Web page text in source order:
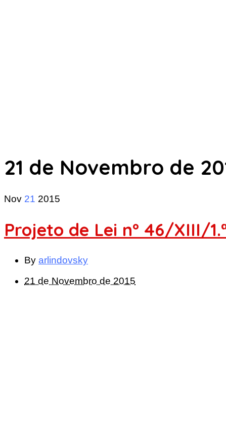
21 de Novembro de
Nov 21 2015
Projeto de Lei nº 46/XIII/
By arlindovsky
21 de Novembro de 2015